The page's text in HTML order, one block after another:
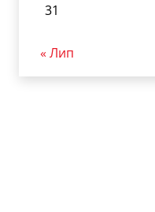
31
« Лип